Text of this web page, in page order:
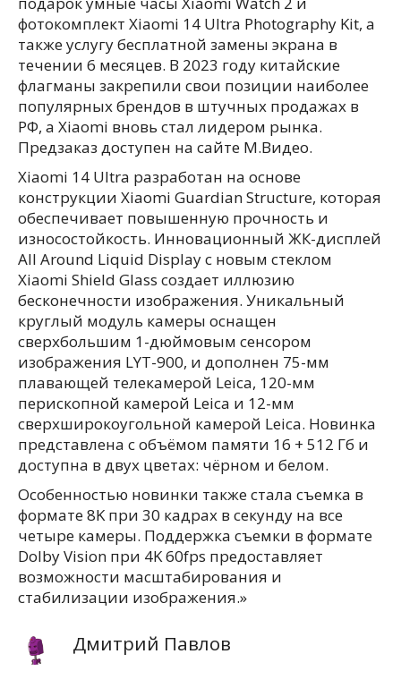
фотокомплект Xiaomi 14 Ultra Photography Kit, а
также услугу бесплатной замены экрана в
течении 6 месяцев. В 2023 году китайские
флагманы закрепили свои позиции наиболее
популярных брендов в штучных продажах в
РФ, а Xiaomi вновь стал лидером рынка.
Предзаказ доступен на сайте М.Видео.
Xiaomi 14 Ultra разработан на основе
конструкции Xiaomi Guardian Structure, которая
обеспечивает повышенную прочность и
износостойкость. Инновационный ЖК-дисплей
All Around Liquid Display с новым стеклом
Xiaomi Shield Glass создает иллюзию
бесконечности изображения. Уникальный
круглый модуль камеры оснащен
сверхбольшим 1-дюймовым сенсором
изображения LYT-900, и дополнен 75-мм
плавающей телекамерой Leica, 120-мм
перископной камерой Leica и 12-мм
сверхширокоугольной камерой Leica. Новинка
представлена с объёмом памяти 16 + 512 Гб и
доступна в двух цветах: чёрном и белом.
Особенностью новинки также стала съемка в
формате 8K при 30 кадрах в секунду на все
четыре камеры. Поддержка съемки в формате
Dolby Vision при 4K 60fps предоставляет
возможности масштабирования и
стабилизации изображения.»
Дмитрий Павлов